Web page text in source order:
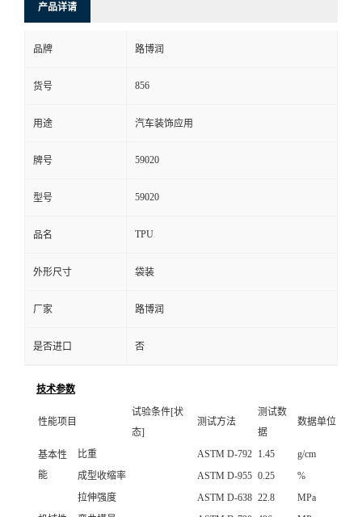
产品详请
品牌 路博润
货号 856
用途 汽车装饰应用
牌号 59020
型号 59020
品名 TPU
外形尺寸 袋装
厂家 路博润
是否进口 否
技术参数
性能项目
试验条件[状
态]
测试方法
测试数
据
数据单位
基本性
能
比重 ASTM D-792 1.45
g/cm
成型收缩率
ASTM D-955 0.25 %
拉伸强度 ASTM D-638 22.8
MPa